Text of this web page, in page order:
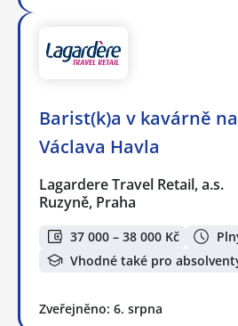
Barist(k)a v kavárně
Václava Havla
Lagardere Travel Retail, a.s.
Ruzyně, Praha
37 000 – 38 000 Kč
Vhodné také pro
Zveřejněno: 6. srpna